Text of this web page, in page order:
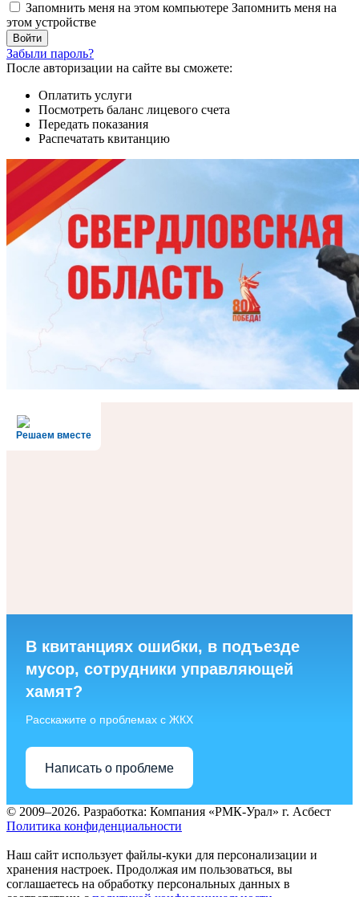
Запомнить меня на этом компьютере Запомнить меня на
этом устройстве
Забыли пароль?
После авторизации на сайте вы сможете:
Оплатить услуги
Посмотреть баланс лицевого счета
Передать показания
Распечатать квитанцию
Решаем вместе
В квитанциях ошибки, в подъезде
мусор, сотрудники управляющей
хамят?
Расскажите о проблемах с ЖКХ
Написать о проблеме
© 2009–2026. Разработка: Компания «РМК-Урал» г. Асбест
Политика конфиденциальности
Наш сайт использует файлы-куки для персонализации и
хранения настроек. Продолжая им пользоваться, вы
соглашаетесь на обработку персональных данных в